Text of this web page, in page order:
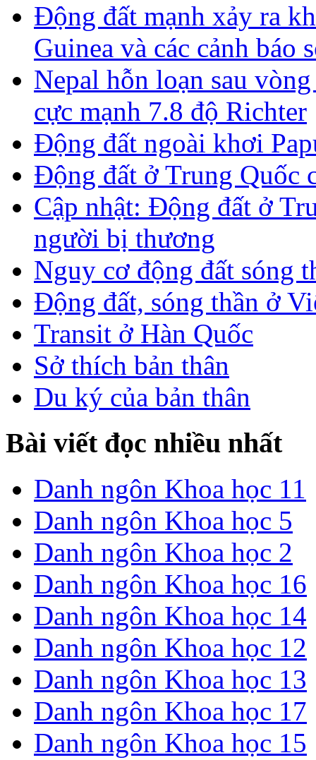
Động đất mạnh xảy ra
Guinea và các cảnh báo
Nepal hỗn loạn sau
cực mạnh 7.8 độ Richter
Động đất ngoài khơi
Động đất ở Trung Quốc
Cập nhật: Động đất ở
người bị thương
Nguy cơ động đất sóng
Động đất, sóng thần ở
Transit ở Hàn Quốc
Sở thích bản thân
Du ký của bản thân
Bài viết đọc nhiều nhất
Danh ngôn Khoa học 11
Danh ngôn Khoa học 5
Danh ngôn Khoa học 2
Danh ngôn Khoa học 16
Danh ngôn Khoa học 14
Danh ngôn Khoa học 12
Danh ngôn Khoa học 13
Danh ngôn Khoa học 17
Danh ngôn Khoa học 15